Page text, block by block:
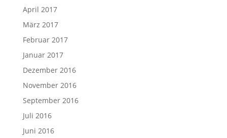
April 2017
März 2017
Februar 2017
Januar 2017
Dezember 2016
November 2016
September 2016
Juli 2016
Juni 2016